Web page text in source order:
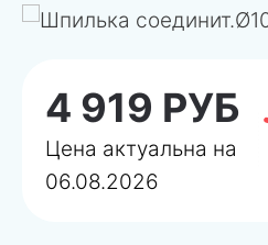
4 919 РУБ
Цена актуальна на
06.08.2026